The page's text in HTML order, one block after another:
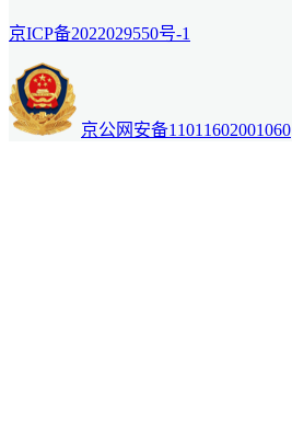
京ICP备2022029550号-1
京公网安备11011602001060